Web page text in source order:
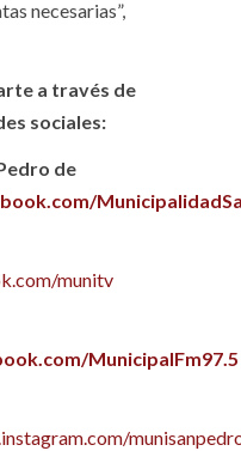
necesarias”,
a través de
sociales:
de
munitv
MunicipalFm97.5